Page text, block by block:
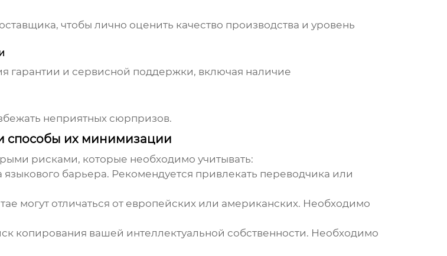
, чтобы лично оценить качество производства и уровень
гарантии и сервисной поддержки, включая наличие
неприятных сюрпризов.
способы их минимизации
рисками, которые необходимо учитывать:
барьера. Рекомендуется привлекать переводчика или
могут отличаться от европейских или американских. Необходимо
копирования вашей интеллектуальной собственности. Необходимо